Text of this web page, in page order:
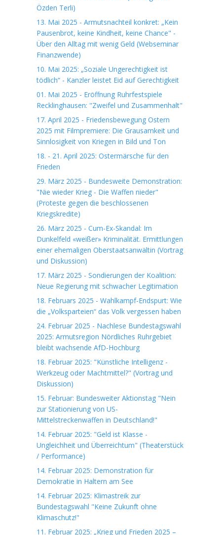
Özden Terli)
13. Mai 2025 - Armutsnachteil konkret: „Kein
Pausenbrot, keine Kindheit, keine Chance" -
Über den Alltag mit wenig Geld (Webseminar
Finanzwende)
10. Mai 2025: „Soziale Ungerechtigkeit ist
tödlich“ - Kanzler leistet Eid auf Gerechtigkeit
01. Mai 2025 - Eröffnung Ruhrfestspiele
Recklinghausen: "Zweifel und Zusammenhalt"
17. April 2025 - Friedensbewegung Ostern
2025 mit Filmpremiere: Die Grausamkeit und
Sinnlosigkeit von Kriegen in Bild und Ton
18. - 21. April 2025: Ostermärsche für den
Frieden
29. März 2025 - Bundesweite Demonstration:
"Nie wieder Krieg - Die Waffen nieder"
(Proteste gegen die beschlossenen
Kriegskredite)
26. März 2025 - Cum-Ex-Skandal: Im
Dunkelfeld «weißer» Kriminalität. Ermittlungen
einer ehemaligen Oberstaatsanwältin (Vortrag
und Diskussion)
17. März 2025 - Sondierungen der Koalition:
Neue Regierung mit schwacher Legitimation
18. Februars 2025 - Wahlkampf-Endspurt: Wie
die „Volksparteien“ das Volk vergessen haben
24. Februar 2025 - Nachlese Bundestagswahl
2025: Armutsregion Nördliches Ruhrgebiet
bleibt wachsende AfD-Hochburg
18. Februar 2025: "Künstliche Intelligenz -
Werkzeug oder Machtmittel?" (Vortrag und
Diskussion)
15. Februar: Bundesweiter Aktionstag "Nein
zur Stationierung von US-
Mittelstreckenwaffen in Deutschland!"
14. Februar 2025: "Geld ist Klasse -
Ungleichheit und Überreichtum" (Theaterstück
/ Performance)
14. Februar 2025: Demonstration für
Demokratie in Haltern am See
14. Februar 2025: Klimastreik zur
Bundestagswahl "Keine Zukunft ohne
Klimaschutz!"
11. Februar 2025: „Krieg und Frieden 2025 –